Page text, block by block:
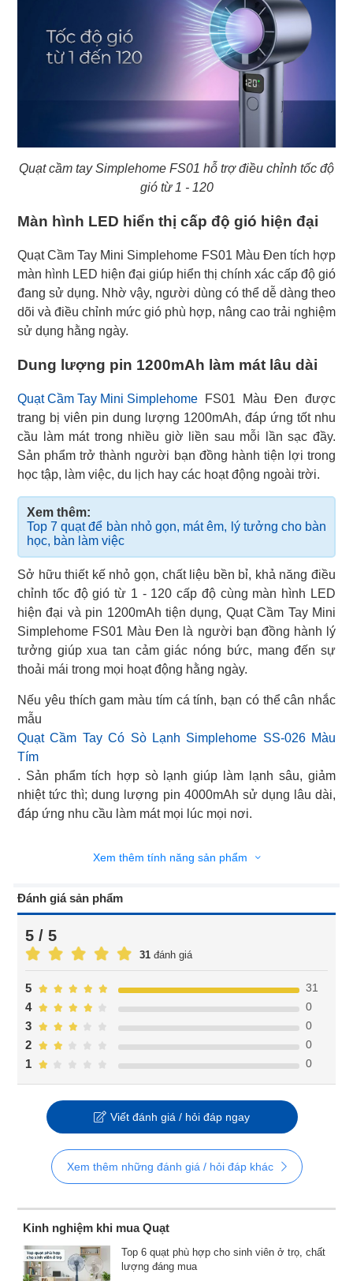
Quạt cầm tay Simplehome FS01 hỗ trợ điều chỉnh tốc độ
gió từ 1 - 120
Màn hình LED hiển thị cấp độ gió hiện đại
Quạt Cầm Tay Mini Simplehome FS01 Màu Đen tích hợp
màn hình LED hiện đại giúp hiển thị chính xác cấp độ gió
đang sử dụng. Nhờ vậy, người dùng có thể dễ dàng theo
dõi và điều chỉnh mức gió phù hợp, nâng cao trải nghiệm
sử dụng hằng ngày.
Dung lượng pin 1200mAh làm mát lâu dài
Quạt Cầm Tay Mini Simplehome FS01 Màu Đen được
trang bị viên pin dung lượng 1200mAh, đáp ứng tốt nhu
cầu làm mát trong nhiều giờ liền sau mỗi lần sạc đầy.
Sản phẩm trở thành người bạn đồng hành tiện lợi trong
học tập, làm việc, du lịch hay các hoạt động ngoài trời.
Xem thêm:
Top 7 quạt để bàn nhỏ gọn, mát êm, lý tưởng cho bàn
học, bàn làm việc
Sở hữu thiết kế nhỏ gọn, chất liệu bền bỉ, khả năng điều
chỉnh tốc độ gió từ 1 - 120 cấp độ cùng màn hình LED
hiện đại và pin 1200mAh tiện dụng, Quạt Cầm Tay Mini
Simplehome FS01 Màu Đen là người bạn đồng hành lý
tưởng giúp xua tan cảm giác nóng bức, mang đến sự
thoải mái trong mọi hoạt động hằng ngày.
Nếu yêu thích gam màu tím cá tính, bạn có thể cân nhắc
Quạt Cầm Tay Có Sò Lạnh Simplehome SS-026 Màu
Tím
. Sản phẩm tích hợp sò lạnh giúp làm lạnh sâu, giảm
nhiệt tức thì; dung lượng pin 4000mAh sử dụng lâu dài,
đáp ứng nhu cầu làm mát mọi lúc mọi nơi.
Xem thêm tính năng sản phẩm
Đánh giá sản phẩm
5 / 5
31 đánh giá
1 0
2 0
3 0
4 0
5 31
Viết đánh giá / hỏi đáp ngay
Xem thêm những đánh giá / hỏi đáp khác
Kinh nghiệm khi mua Quạt
Top 6 quạt phù hợp cho sinh viên ở trọ, chất
lượng đáng mua